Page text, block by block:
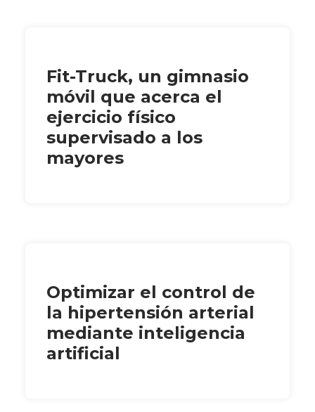
Fit-Truck, un gimnasio
móvil que acerca el
ejercicio físico
supervisado a los
mayores
Optimizar el control de
la hipertensión arterial
mediante inteligencia
artificial